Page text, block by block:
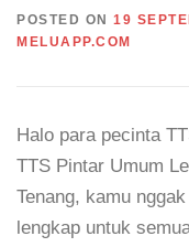
POSTED ON 19
MELUAPP.COM
Halo para pecinta
TTS Pintar Umum
Tenang, kamu
lengkap untuk